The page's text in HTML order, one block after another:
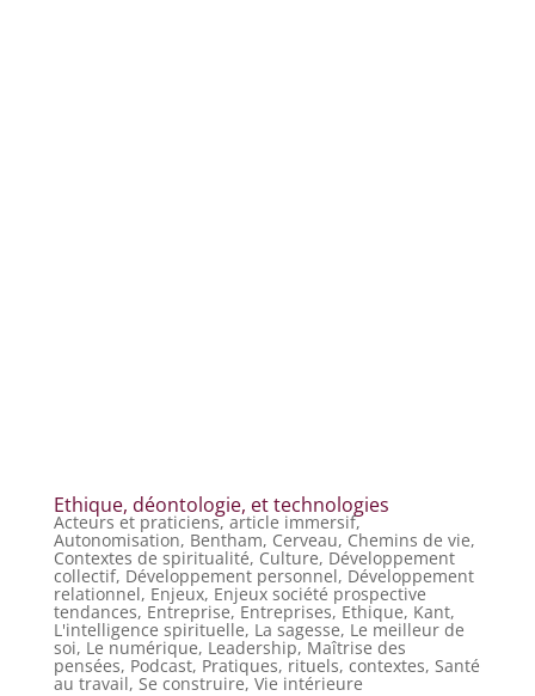
Ethique, déontologie, et technologies
Acteurs et praticiens,article immersif,
Autonomisation, Bentham, Cerveau, Chemins de vie,
Contextes de spiritualité, Culture, Développement
collectif, Développement personnel, Développement
relationnel, Enjeux, Enjeux société prospective
tendances, Entreprise, Entreprises, Ethique, Kant,
L'intelligence spirituelle, La sagesse, Le meilleur de
soi, Le numérique, Leadership, Maîtrise des
pensées, Podcast, Pratiques, rituels, contextes, Santé
au travail, Se construire, Vie intérieure